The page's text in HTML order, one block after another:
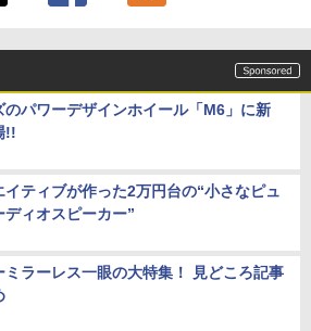
のパワーデザインホイール「M6」に新
!!
イティブが作った2万円台の“小さなピュ
ディオスピーカー”
ミラーレス一眼の大特集！ 見どころ記事